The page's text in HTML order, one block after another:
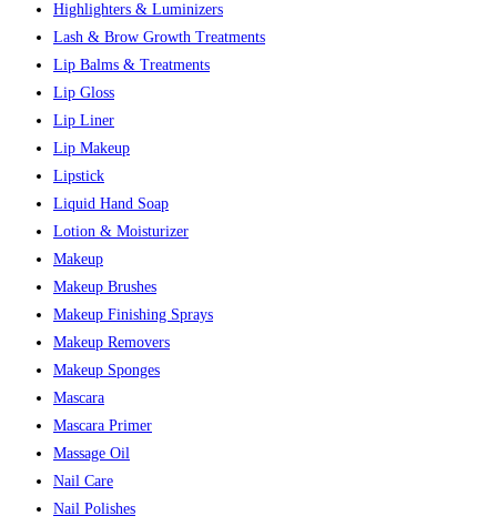
Highlighters & Luminizers
Lash & Brow Growth Treatments
Lip Balms & Treatments
Lip Gloss
Lip Liner
Lip Makeup
Lipstick
Liquid Hand Soap
Lotion & Moisturizer
Makeup
Makeup Brushes
Makeup Finishing Sprays
Makeup Removers
Makeup Sponges
Mascara
Mascara Primer
Massage Oil
Nail Care
Nail Polishes